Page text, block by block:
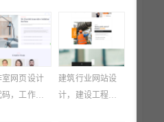
室网页设计
码，工作室
建筑行业网站设
计，建设工程网